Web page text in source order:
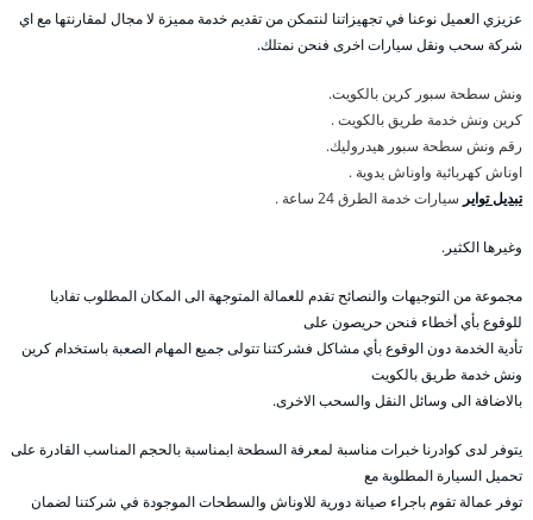
عزيزي العميل نوعنا في تجهيزاتنا لنتمكن من تقديم خدمة مميزة لا مجال لمقارنتها مع اي
شركة سحب ونقل سيارات اخرى فنحن نمتلك.
ونش سطحة سبور كرين بالكويت.
كرين ونش خدمة طريق بالكويت .
رقم ونش سطحة سبور هيدروليك.
اوناش كهربائية واوناش يدوية .
تبديل تواير سيارات خدمة الطرق 24 ساعة .
وغيرها الكثير.
مجموعة من التوجيهات والنصائح تقدم للعمالة المتوجهة الى المكان المطلوب تفاديا
للوقوع بأي أخطاء فنحن حريصون على
تأدية الخدمة دون الوقوع بأي مشاكل فشركتنا تتولى جميع المهام الصعبة باستخدام كرين
ونش خدمة طريق بالكويت
بالاضافة الى وسائل النقل والسحب الاخرى.
يتوفر لدى كوادرنا خبرات مناسبة لمعرفة السطحة ابمناسبة بالحجم المناسب القادرة على
تحميل السيارة المطلوبة مع
توفر عمالة تقوم باجراء صيانة دورية للاوناش والسطحات الموجودة في شركتنا لضمان